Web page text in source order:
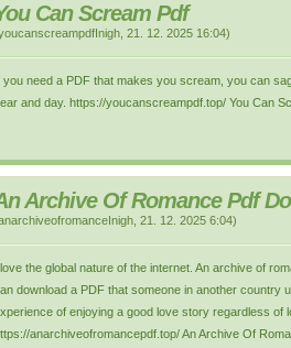
Can Scream Pdf
21. 12. 2025 16:04)
you need a PDF that makes you scream, you can
and day. https://youcanscreampdf.top/ You Can
Archive Of Romance Pdf
21. 12. 2025 6:04)
the global nature of the internet. An archive of
download a PDF that someone in another country
of enjoying a good love story regardless of
anarchiveofromancepdf.top/ An Archive Of